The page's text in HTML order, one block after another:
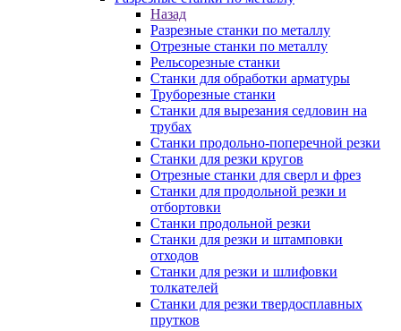
Назад
Разрезные станки по металлу
Отрезные станки по металлу
Рельсорезные станки
Станки для обработки арматуры
Труборезные станки
Станки для вырезания седловин на
трубаx
Станки продольно-поперечной резки
Станки для резки кругов
Отрезные станки для сверл и фрез
Станки для продольной резки и
отбортовки
Станки продольной резки
Станки для резки и штамповки
отходов
Станки для резки и шлифовки
толкателей
Станки для резки твердосплавных
прутков